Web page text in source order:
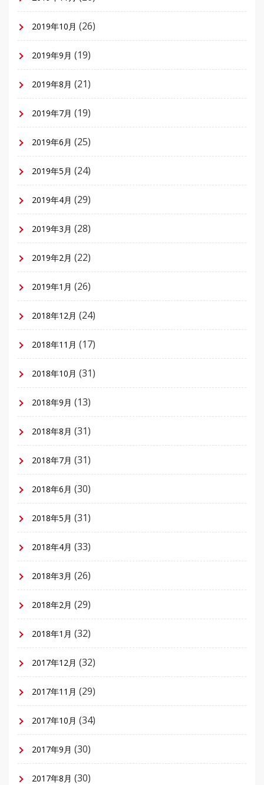
2019年10月 (26)
2019年9月 (19)
2019年8月 (21)
2019年7月 (19)
2019年6月 (25)
2019年5月 (24)
2019年4月 (29)
2019年3月 (28)
2019年2月 (22)
2019年1月 (26)
2018年12月 (24)
2018年11月 (17)
2018年10月 (31)
2018年9月 (13)
2018年8月 (31)
2018年7月 (31)
2018年6月 (30)
2018年5月 (31)
2018年4月 (33)
2018年3月 (26)
2018年2月 (29)
2018年1月 (32)
2017年12月 (32)
2017年11月 (29)
2017年10月 (34)
2017年9月 (30)
2017年8月 (30)